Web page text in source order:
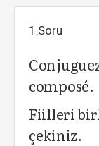
1.Soru
composé.
Fiilleri
çekiniz.